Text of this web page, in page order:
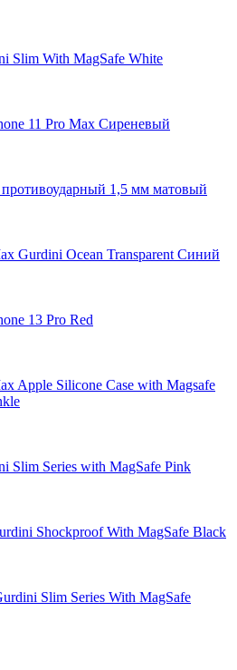
Slim With MagSafe White
11 Pro Max Сиреневый
противоударный 1,5 мм матовый
Gurdini Ocean Transparent Синий
13 Pro Red
Apple Silicone Case with Magsafe
Slim Series with MagSafe Pink
Shockproof With MagSafe Black
Slim Series With MagSafe